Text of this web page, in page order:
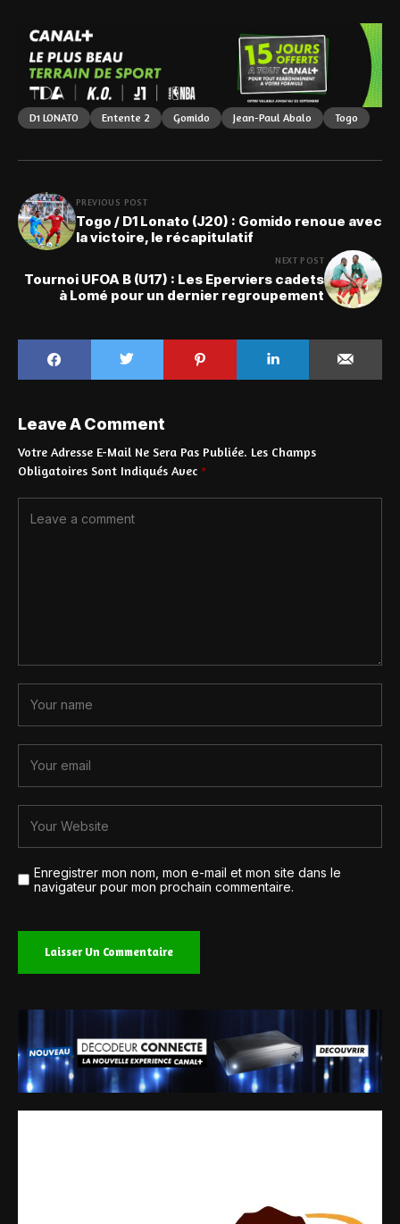
D1 LONATO Entente 2 Gomido Jean-Paul Abalo Togo
PREVIOUS POST
Togo / D1 Lonato (J20) : Gomido renoue avec
la victoire, le récapitulatif
NEXT POST
Tournoi UFOA B (U17) : Les Eperviers cadets
à Lomé pour un dernier regroupement
Leave A Comment
Votre Adresse E-Mail Ne Sera Pas Publiée. Les Champs
Obligatoires Sont Indiqués Avec *
Enregistrer mon nom, mon e-mail et mon site dans le
navigateur pour mon prochain commentaire.